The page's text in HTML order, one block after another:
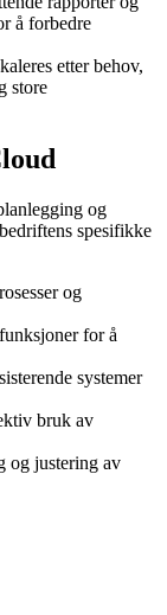
å forbedre
etter behov,
store
og
spesifikke
og
for å
systemer
bruk av
og justering av